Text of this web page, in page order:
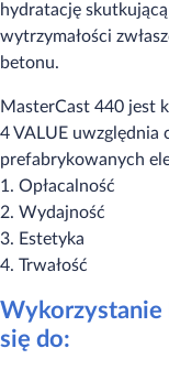
hydratację
wytrzymałości
betonu.
MasterCast 440 jest
4 VALUE
prefabrykowanych
1. Opłacalność
2. Wydajność
3. Estetyka
4. Trwałość
Wykorzystanie
się do: